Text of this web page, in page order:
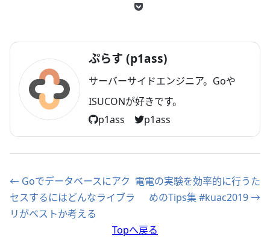
ぷらす (p1ass)
サーバーサイドエンジニア。Goや
ISUCONが好きです。
p1ass
p1ass
← Goでデータベースにアク
セスするにはどんなライブラ
リがベストか考える
電電の実験を効率的に行うた
めのTips集 #kuac2019 →
Topへ戻る